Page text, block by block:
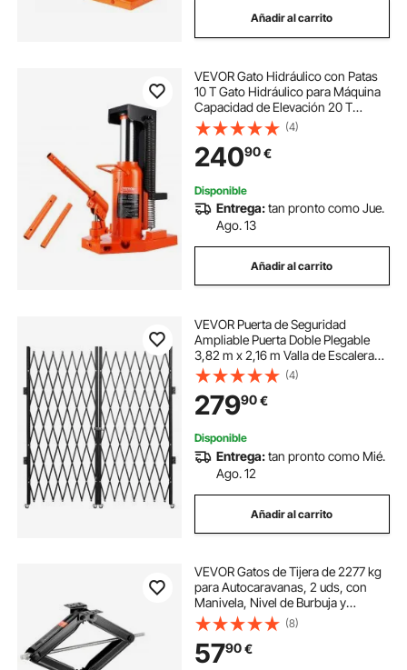
Añadir al carrito
VEVOR Gato Hidráulico con Patas
10 T Gato Hidráulico para Máquina
Capacidad de Elevación 20 T
Superior Altura de Pata 30-190 mm
Altura Superior 320-480 mm para
Elevación de Maquinaria, Industria
(4)
24090€
Disponible
Entrega:tan pronto como Jue.
Ago. 13
Añadir al carrito
VEVOR Puerta de Seguridad
Ampliable Puerta Doble Plegable
3,82 m x 2,16 m Valla de Escalera
de Acero, balanceo de 360° Puerta
de Tijera o Puerta con Candado
para el sótano del hogar
(4)
27990€
Disponible
Entrega:tan pronto como Mié.
Ago. 12
Añadir al carrito
VEVOR Gatos de Tijera de 2277 kg
para Autocaravanas, 2 uds, con
Manivela, Nivel de Burbuja y
Enchufe, no Se Doblan ni Deforman
Fácilmente, 665 x 182 x 103 mm,
Rango de Elevación de 10 a 60 cm
(8)
5790€